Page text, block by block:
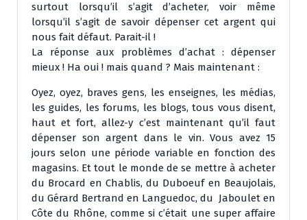
surtout lorsqu’il s’agit d’acheter, voir même
lorsqu’il s’agit de savoir dépenser cet argent qui
nous fait défaut. Parait-il !
La réponse aux problèmes d’achat : dépenser
mieux ! Ha oui ! mais quand ? Mais maintenant :
Oyez, oyez, braves gens, les enseignes, les médias,
les guides, les forums, les blogs, tous vous disent,
haut et fort, allez-y c’est maintenant qu’il faut
dépenser son argent dans le vin. Vous avez 15
jours selon une période variable en fonction des
magasins. Et tout le monde de se mettre à acheter
du Brocard en Chablis, du Duboeuf en Beaujolais,
du Gérard Bertrand en Languedoc, du Jaboulet en
Côte du Rhône, comme si c’était une super affaire